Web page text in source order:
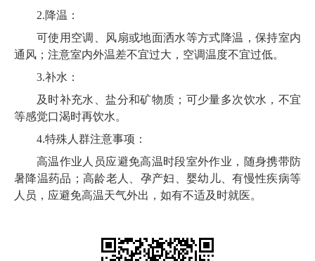
2.降温：
可使用空调、风扇或地面洒水等方式降温，保持室内
通风；注意室内外温差不宜过大，空调温度不宜过低。
3.补水：
及时补充水、盐分和矿物质；可少量多次饮水，不宜
等感觉口渴时再饮水。
4.特殊人群注意事项：
高温作业人员应避免高温时段室外作业，随身携带防
暑降温药品；高龄老人、孕产妇、婴幼儿、有慢性疾病等
人员，应避免高温天气外出，如有不适及时就医。